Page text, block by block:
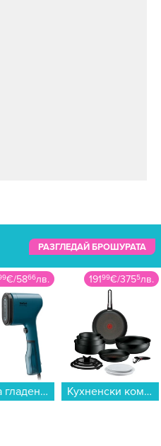
РАЗГЛЕДАЙ БРОШУРАТА
€/5866лв.
Уред за гладене с пара Tefal DT2020E1...
19199€/3755лв.
Кухненски комплект Tefal P0009753 EXCELLENCE+ 13 части...